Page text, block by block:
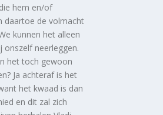
hem en/of
daartoe de volmacht
kunnen het alleen
onszelf neerleggen.
het toch gewoon
Ja achteraf is het
het kwaad is dan
en dit zal zich